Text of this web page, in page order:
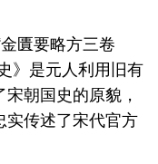
匱要略方三卷
》是元人利用旧有
朝国史的原貌，
实传述了宋代官方